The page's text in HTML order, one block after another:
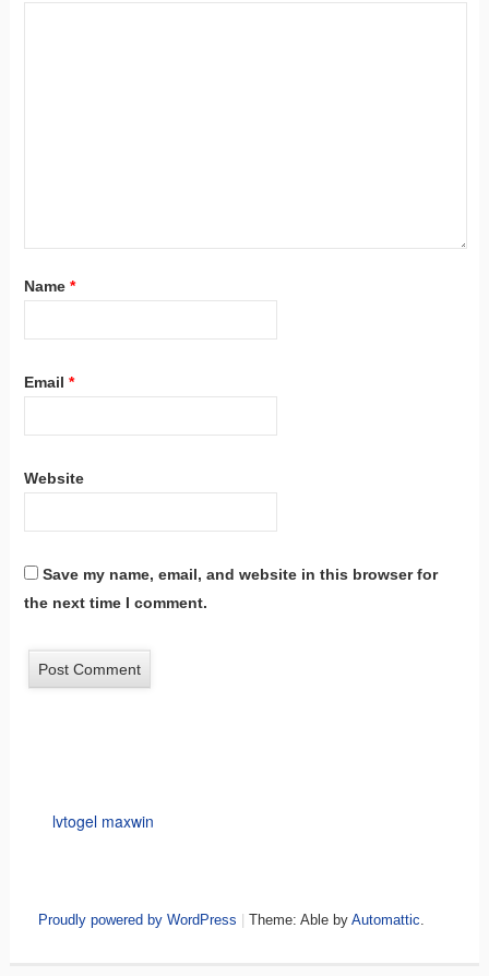
Name *
Email *
Website
Save my name, email, and website in this browser for
the next time I comment.
lvtogel maxwin
Proudly powered by WordPress Theme: Able by Automattic.